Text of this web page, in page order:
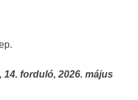
14. forduló, 2026. május